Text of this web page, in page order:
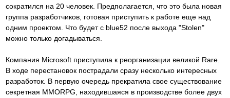
сократился на 20 человек. Предполагается, что это была новая
группа разработчиков, готовая приступить к работе еще над
одним проектом. Что будет с blue52 после выхода "Stolen"
можно только догадываться.
Компания Microsoft приступила к реорганизации великой Rare.
В ходе перестановок пострадали сразу несколько интересных
разработок. В первую очередь прекратила свое существование
секретная MMORPG, находившаяся в производстве более двух